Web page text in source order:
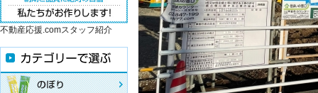
不動産応援.comスタッフ紹介